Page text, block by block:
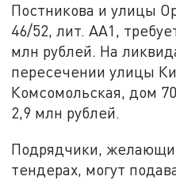
Постникова и улицы
46/52, лит. АА1,
млн рублей. На
пересечении улицы
Комсомольская, дом
2,9 млн рублей.
Подрядчики,
тендерах, могут